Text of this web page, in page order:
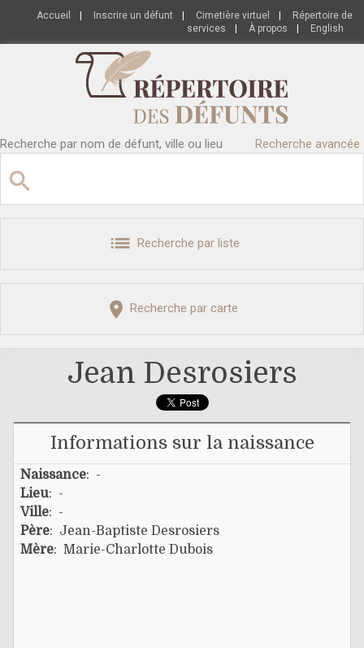
Accueil Inscrire un défunt Cimetière virtuel
Répertoire de
services
À propos English
Recherche par nom de défunt, ville ou lieu Recherche avancée
Recherche par liste
Recherche par carte
Jean Desrosiers
Informations sur la naissance
Naissance: -
Lieu: -
Ville: -
Père: Jean-Baptiste Desrosiers
Mère: Marie-Charlotte Dubois